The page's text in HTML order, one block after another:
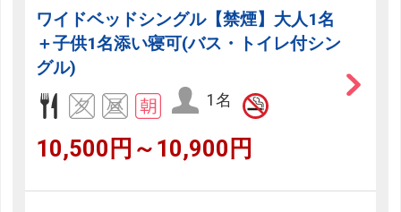
ワイドベッドシングル【禁煙】大人1名
＋子供1名添い寝可(バス・トイレ付シン
グル)
1名
10,500円～10,900円